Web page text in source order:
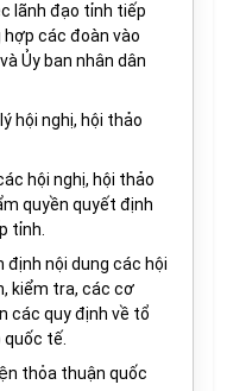
lãnh đạo tỉnh tiếp
các đoàn vào
Ủy ban nhân dân
hội nghị, hội thảo
hội nghị, hội thảo
quyền quyết định
tỉnh.
định nội dung các hội
kiểm tra, các cơ
các quy định về tổ
tế.
thỏa thuận quốc